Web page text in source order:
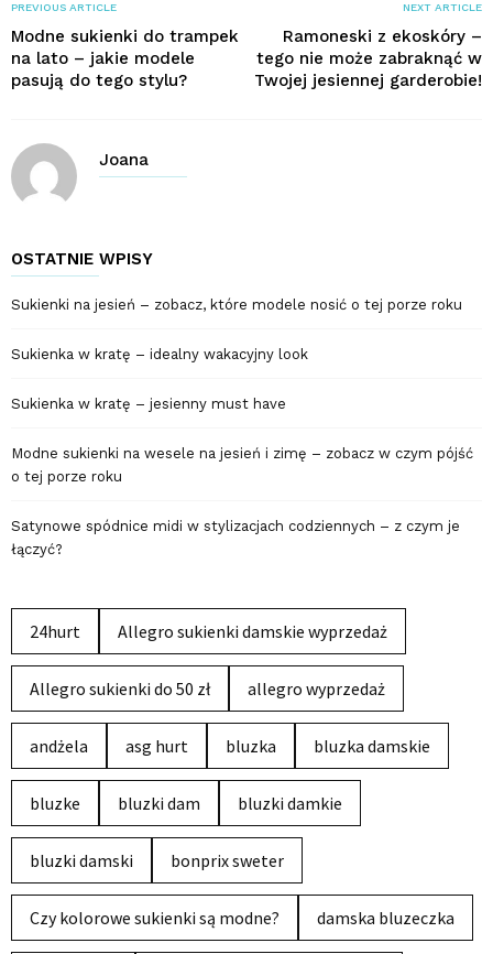
PREVIOUS ARTICLE
Modne sukienki do trampek
na lato – jakie modele
pasują do tego stylu?
NEXT ARTICLE
Ramoneski z ekoskóry –
tego nie może zabraknąć w
Twojej jesiennej garderobie!
Joana
OSTATNIE WPISY
Sukienki na jesień – zobacz, które modele nosić o tej porze roku
Sukienka w kratę – idealny wakacyjny look
Sukienka w kratę – jesienny must have
Modne sukienki na wesele na jesień i zimę – zobacz w czym pójść
o tej porze roku
Satynowe spódnice midi w stylizacjach codziennych – z czym je
łączyć?
24hurt Allegro sukienki damskie wyprzedaż
Allegro sukienki do 50 zł allegro wyprzedaż
andżela asg hurt bluzka bluzka damskie
bluzke bluzki dam bluzki damkie
bluzki damski bonprix sweter
Czy kolorowe sukienki są modne? damska bluzeczka